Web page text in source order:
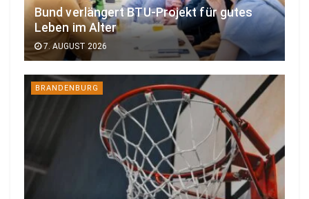
Bund verlängert BTU-Projekt für gutes
Leben im Alter
7. AUGUST 2026
BRANDENBURG